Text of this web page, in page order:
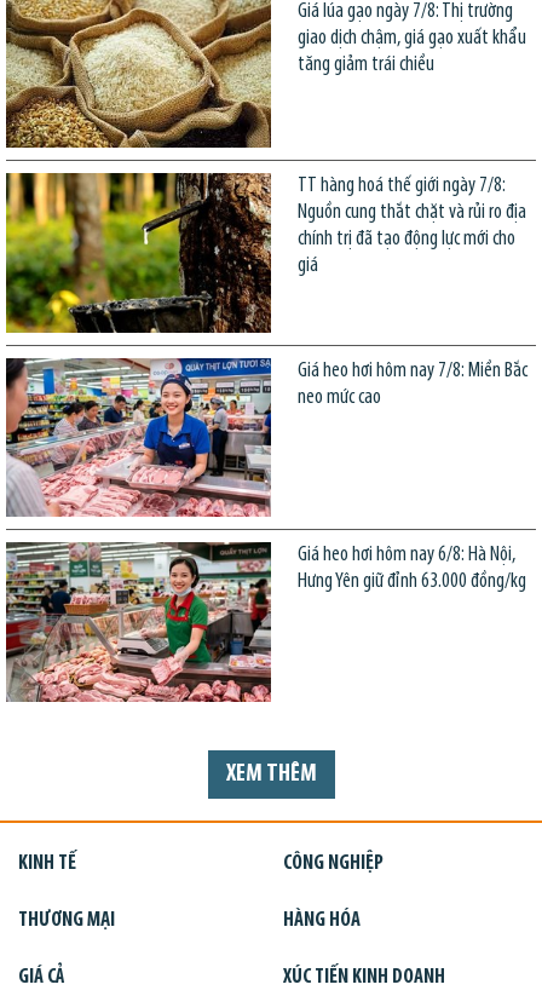
Giá lúa gạo ngày 7/8: Thị trường
giao dịch chậm, giá gạo xuất khẩu
tăng giảm trái chiều
TT hàng hoá thế giới ngày 7/8:
Nguồn cung thắt chặt và rủi ro địa
chính trị đã tạo động lực mới cho
giá
Giá heo hơi hôm nay 7/8: Miền Bắc
neo mức cao
Giá heo hơi hôm nay 6/8: Hà Nội,
Hưng Yên giữ đỉnh 63.000 đồng/kg
XEM THÊM
KINH TẾ CÔNG NGHIỆP
THƯƠNG MẠI HÀNG HÓA
GIÁ CẢ XÚC TIẾN KINH DOANH